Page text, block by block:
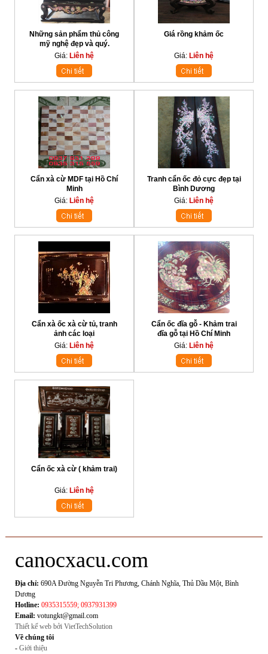
Những sản phẩm thủ công
mỹ nghệ đẹp và quý.
Giá: Liên hệ
Giá rồng khảm ốc
Giá: Liên hệ
Cẩn xà cừ MDF tại Hồ Chí
Minh
Giá: Liên hệ
Tranh cẩn ốc đỏ cực đẹp tại
Bình Dương
Giá: Liên hệ
Cẩn xà ốc xà cừ tủ, tranh
ảnh các loại
Giá: Liên hệ
Cẩn ốc đĩa gỗ - Khảm trai
đĩa gỗ tại Hồ Chí Minh
Giá: Liên hệ
Cẩn ốc xà cừ ( khảm trai)
Giá: Liên hệ
canocxacu.com
Địa chỉ: 690A Đường Nguyễn Tri Phương, Chánh Nghĩa, Thủ Dầu Một, Bình
Dương
Hotline: 0935315559; 0937931399
Email: votungkt@gmail.com
Thiết kế web bởi VietTechSolution
Về chúng tôi
- Giới thiệu